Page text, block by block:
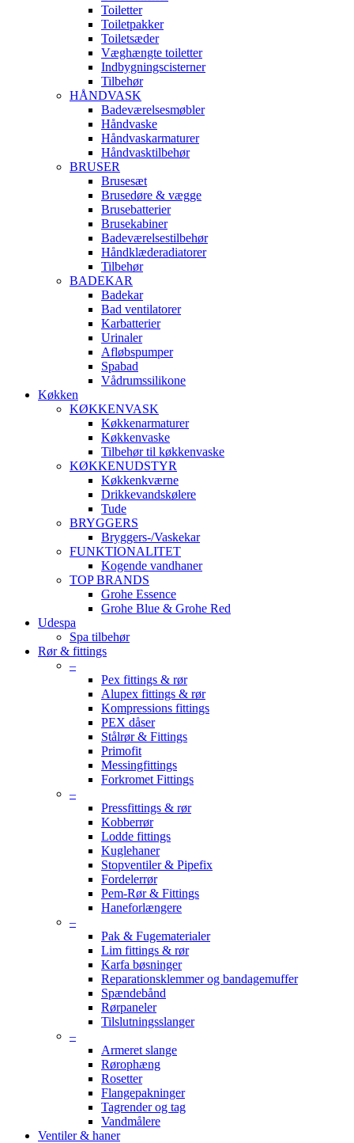
Toiletter
Toiletpakker
Toiletsæder
Væghængte toiletter
Indbygningscisterner
Tilbehør
HÅNDVASK
Badeværelsesmøbler
Håndvaske
Håndvaskarmaturer
Håndvasktilbehør
BRUSER
Brusesæt
Brusedøre & vægge
Brusebatterier
Brusekabiner
Badeværelsestilbehør
Håndklæderadiatorer
Tilbehør
BADEKAR
Badekar
Bad ventilatorer
Karbatterier
Urinaler
Afløbspumper
Spabad
Vådrumssilikone
Køkken
KØKKENVASK
Køkkenarmaturer
Køkkenvaske
Tilbehør til køkkenvaske
KØKKENUDSTYR
Køkkenkværne
Drikkevandskølere
Tude
BRYGGERS
Bryggers-/Vaskekar
FUNKTIONALITET
Kogende vandhaner
TOP BRANDS
Grohe Essence
Grohe Blue & Grohe Red
Udespa
Spa tilbehør
Rør & fittings
–
Pex fittings & rør
Alupex fittings & rør
Kompressions fittings
PEX dåser
Stålrør & Fittings
Primofit
Messingfittings
Forkromet Fittings
–
Pressfittings & rør
Kobberrør
Lodde fittings
Kuglehaner
Stopventiler & Pipefix
Fordelerrør
Pem-Rør & Fittings
Haneforlængere
–
Pak & Fugematerialer
Lim fittings & rør
Karfa bøsninger
Reparationsklemmer og bandagemuffer
Spændebånd
Rørpaneler
Tilslutningsslanger
–
Armeret slange
Rørophæng
Rosetter
Flangepakninger
Tagrender og tag
Vandmålere
Ventiler & haner